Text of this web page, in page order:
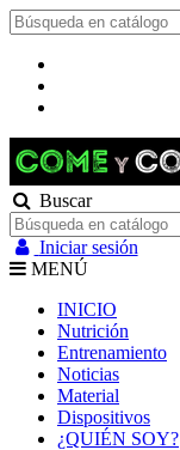
Buscar
Iniciar sesión
MENÚ
INICIO
Nutrición
Entrenamiento
Noticias
Material
Dispositivos
¿QUIÉN SOY?